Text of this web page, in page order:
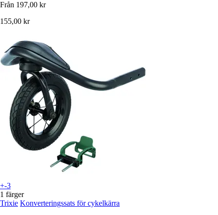
Från 197,00 kr
155,00 kr
+-3
1 färger
Trixie Konverteringssats för cykelkärra